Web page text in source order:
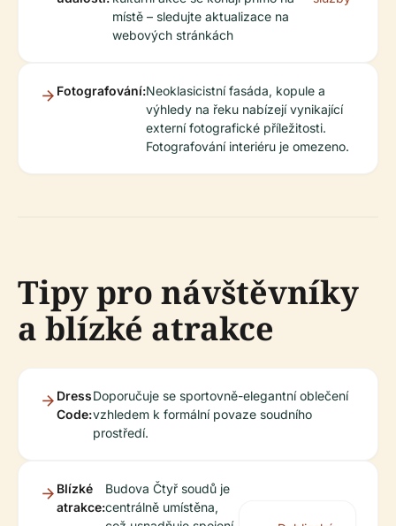
místě – sledujte aktualizace na
webových stránkách
Fotografování:Neoklasicistní fasáda, kopule a
výhledy na řeku nabízejí vynikající
externí fotografické příležitosti.
Fotografování interiéru je omezeno.
Tipy pro návštěvníky
a blízké atrakce
Dress
Code:
Doporučuje se sportovně-elegantní oblečení
vzhledem k formální povaze soudního
prostředí.
Blízké
atrakce:
Budova Čtyř soudů je
centrálně umístěna,